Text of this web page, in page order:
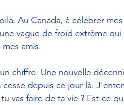
Au Canada, à célébrer
vague de froid extrême
amis.
chiffre. Une nouvelle
cesse depuis ce jour-là.
vas faire de ta vie ? Est-ce